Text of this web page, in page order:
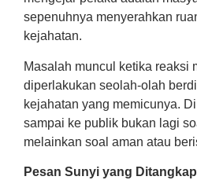
sepenuhnya menyerahkan
kejahatan.
Masalah muncul ketika reaksi
diperlakukan seolah-olah
kejahatan yang memicunya.
sampai ke publik bukan lagi
melainkan soal aman atau
Pesan Sunyi yang